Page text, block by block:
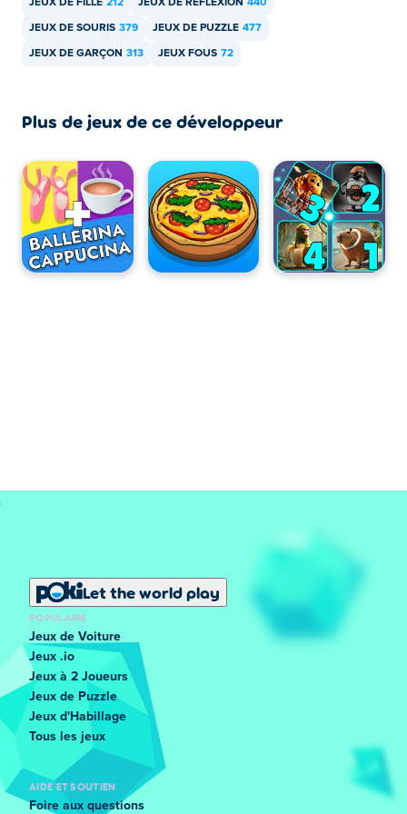
JEUX DE FILLE 212 JEUX DE RÉFLEXION 440
JEUX DE SOURIS 379 JEUX DE PUZZLE 477
JEUX DE GARÇON 313 JEUX FOUS 72
Plus de jeux de ce développeur
Let the world play
POPULAIRE
Jeux de Voiture
Jeux .io
Jeux à 2 Joueurs
Jeux de Puzzle
Jeux d'Habillage
Tous les jeux
AIDE ET SOUTIEN
Foire aux questions